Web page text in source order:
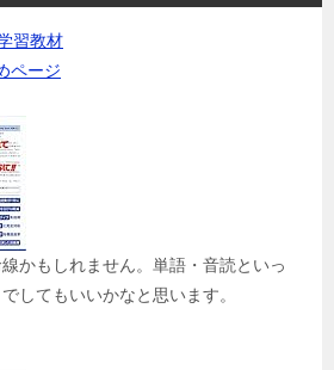
習教材
ページ
かもしれません。単語・音読といっ
してもいいかなと思います。